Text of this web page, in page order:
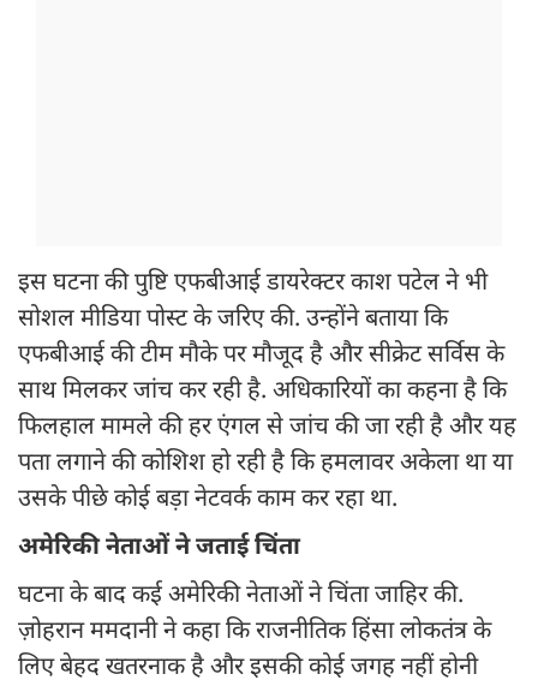
इस घटना की पुष्टि एफबीआई डायरेक्टर काश पटेल ने भी
सोशल मीडिया पोस्ट के जरिए की. उन्होंने बताया कि
एफबीआई की टीम मौके पर मौजूद है और सीक्रेट सर्विस के
साथ मिलकर जांच कर रही है. अधिकारियों का कहना है कि
फिलहाल मामले की हर एंगल से जांच की जा रही है और यह
पता लगाने की कोशिश हो रही है कि हमलावर अकेला था या
उसके पीछे कोई बड़ा नेटवर्क काम कर रहा था.
अमेरिकी नेताओं ने जताई चिंता
घटना के बाद कई अमेरिकी नेताओं ने चिंता जाहिर की.
ज़ोहरान ममदानी ने कहा कि राजनीतिक हिंसा लोकतंत्र के
लिए बेहद खतरनाक है और इसकी कोई जगह नहीं होनी